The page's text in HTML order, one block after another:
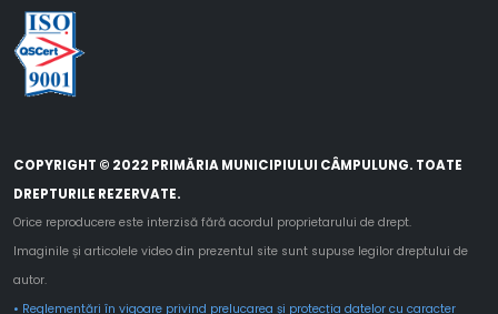
COPYRIGHT © 2022 PRIMĂRIA MUNICIPIULUI CÂMPULUNG. TOATE
DREPTURILE REZERVATE.
Orice reproducere este interzisă fără acordul proprietarului de drept.
Imaginile și articolele video din prezentul site sunt supuse legilor dreptului de
autor.
• Reglementări în vigoare privind prelucarea și protecția datelor cu caracter